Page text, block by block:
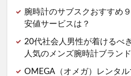
腕時計のサブスクおすすめ
安値サービスは？
20代社会人男性が着けるべ
人気のメンズ腕時計ブラン
OMEGA（オメガ）レンタ